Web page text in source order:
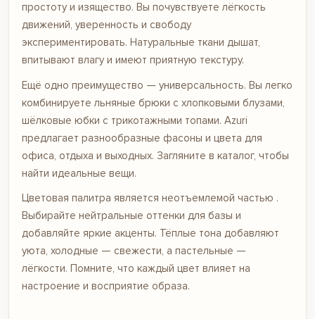
простоту и изящество. Вы почувствуете лёгкость
движений, уверенность и свободу
экспериментировать. Натуральные ткани дышат,
впитывают влагу и имеют приятную текстуру.
Ещё одно преимущество — универсальность. Вы легко
комбинируете льняные брюки с хлопковыми блузами,
шёлковые юбки с трикотажными топами. Azuri
предлагает разнообразные фасоны и цвета для
офиса, отдыха и выходных. Загляните в каталог, чтобы
найти идеальные вещи.
Цветовая палитра является неотъемлемой частью .
Выбирайте нейтральные оттенки для базы и
добавляйте яркие акценты. Тёплые тона добавляют
уюта, холодные — свежести, а пастельные —
лёгкости. Помните, что каждый цвет влияет на
настроение и восприятие образа.